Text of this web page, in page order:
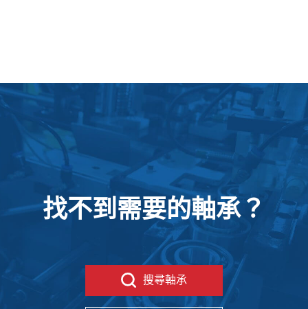
找不到需要的軸承？
搜尋軸承